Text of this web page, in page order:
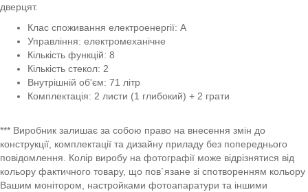
дверцят.
Клас споживання електроенергії: A
Управління: електромеханічне
Кількість функцій: 8
Кількість стекол: 2
Внутрішній об'єм: 71 літр
Комплектація: 2 листи (1 глибокий) + 2 грати
*** Виробник залишає за собою право на внесення змін до
конструкції, комплектації та дизайну приладу без попереднього
повідомлення. Колір виробу на фотографії може відрізнятися від
кольору фактичного товару, що пов`язане зі спотворенням кольору
Вашим монітором, настройками фотоапаратури та іншими